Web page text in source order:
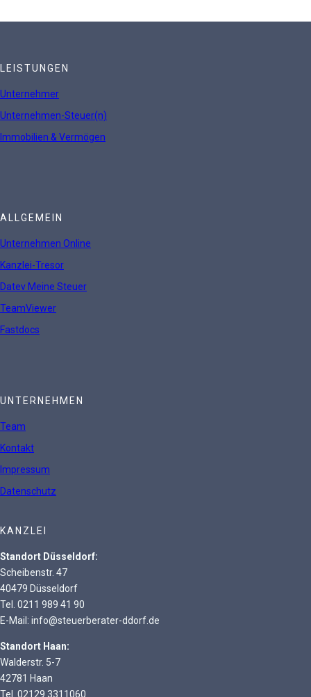
LEISTUNGEN
Unternehmer
Unternehmen-Steuer(n)
Immobilien & Vermögen
ALLGEMEIN
Unternehmen Online
Kanzlei-Tresor
Datev Meine Steuer
TeamViewer
Fastdocs
UNTERNEHMEN
Team
Kontakt
Impressum
Datenschutz
KANZLEI
Standort Düsseldorf:
Scheibenstr. 47
40479 Düsseldorf
Tel. 0211 989 41 90
E-Mail: info@steuerberater-ddorf.de
Standort Haan:
Walderstr. 5-7
42781 Haan
Tel. 02129 3311060